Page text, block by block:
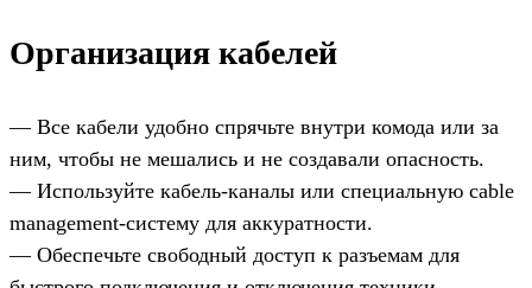
Организация кабелей
— Все кабели удобно спрячьте внутри комода или за
ним, чтобы не мешались и не создавали опасность.
— Используйте кабель-каналы или специальную cable
management-систему для аккуратности.
— Обеспечьте свободный доступ к разъемам для